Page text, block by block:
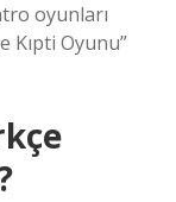
oyunları
Kıpti Oyunu”